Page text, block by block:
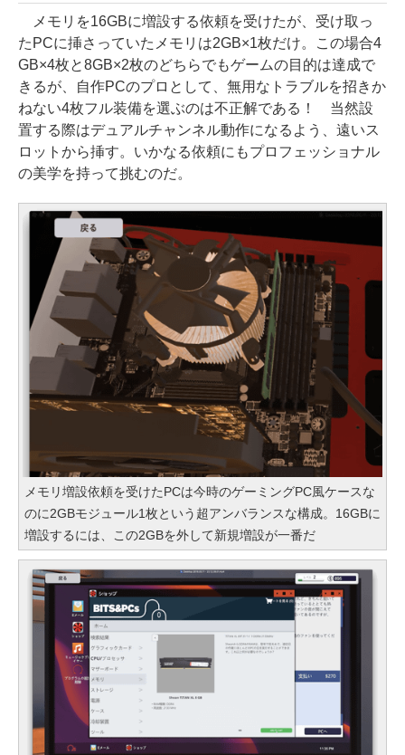
メモリを16GBに増設する依頼を受けたが、受け取っ
たPCに挿さっていたメモリは2GB×1枚だけ。この場合4
GB×4枚と8GB×2枚のどちらでもゲームの目的は達成で
きるが、自作PCのプロとして、無用なトラブルを招きか
ねない4枚フル装備を選ぶのは不正解である！ 当然設
置する際はデュアルチャンネル動作になるよう、遠いス
ロットから挿す。いかなる依頼にもプロフェッショナル
の美学を持って挑むのだ。
メモリ増設依頼を受けたPCは今時のゲーミングPC風ケースな
のに2GBモジュール1枚という超アンバランスな構成。16GBに
増設するには、この2GBを外して新規増設が一番だ